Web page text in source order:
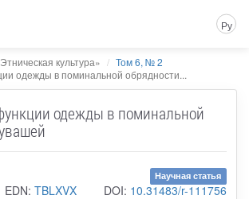
Ру
культура»
Том 6, № 2
одежды в поминальной обрядности...
одежды в поминальной
Научная статья
EDN: TBLXVX DOI: 10.31483/r-111756